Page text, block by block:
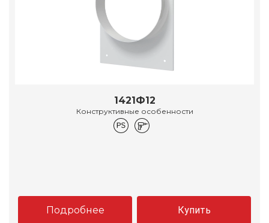
1421Ф12
Конструктивные особенности
Подробнее Купить